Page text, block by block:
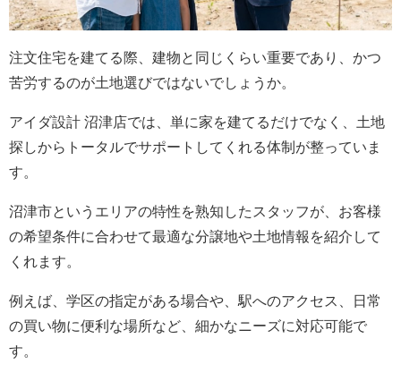
注文住宅を建てる際、建物と同じくらい重要であり、かつ
苦労するのが土地選びではないでしょうか。
アイダ設計 沼津店では、単に家を建てるだけでなく、土地
探しからトータルでサポートしてくれる体制が整っていま
す。
沼津市というエリアの特性を熟知したスタッフが、お客様
の希望条件に合わせて最適な分譲地や土地情報を紹介して
くれます。
例えば、学区の指定がある場合や、駅へのアクセス、日常
の買い物に便利な場所など、細かなニーズに対応可能で
す。